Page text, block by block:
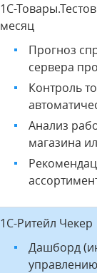
1С-
месяц
Прогноз
сервера
Контроль
Анализ
магазина
1С-Ритейл Чекер
Дашборд